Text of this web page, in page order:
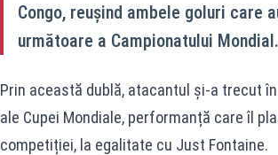
Congo, reușind ambele goluri
următoare a Campionatului Mondial.
Prin această dublă, atacantul și-a trecut
ale Cupei Mondiale, performanță care îl
competiției, la egalitate cu Just Fontaine.